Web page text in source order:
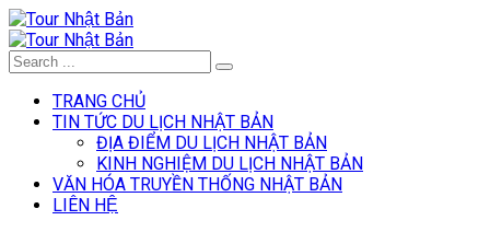
TRANG CHỦ
TIN TỨC DU LỊCH NHẬT BẢN
ĐỊA ĐIỂM DU LỊCH NHẬT BẢN
KINH NGHIỆM DU LỊCH NHẬT BẢN
VĂN HÓA TRUYỀN THỐNG NHẬT BẢN
LIÊN HỆ